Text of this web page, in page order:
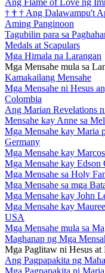
† † † Ang Dalawampu't
Aming Panginoon
Tagubilin para sa
Medals at Scapulars
Mga Himala na Larangan
Mga Mensahe mula sa
Kamakailang Mensahe
Mga Mensahe ni Hesus
Colombia
Ang Marian Revelations
Mensahe kay Anne sa
Mga Mensahe kay Maria
Germany
Mga Mensahe kay
Mga Mensahe kay
Mga Mensahe sa Holy
Mga Mensahe sa mga
Mga Mensahe kay John
Mga Mensahe kay
USA
Mga Mensahe mula sa
Maghanap ng Mga
Mga Paglitaw ni Hesus at
Ang Pagpapakita ng
Mga Pagpapakita ni